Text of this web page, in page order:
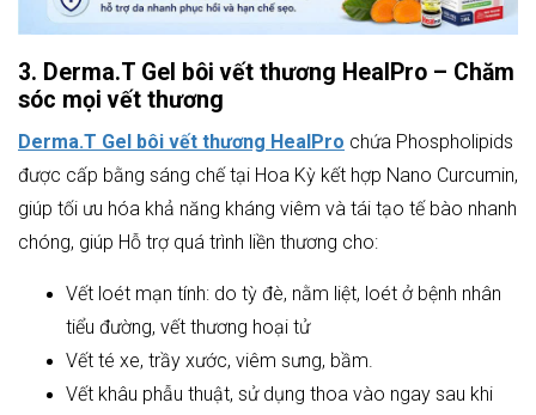
3. Derma.T Gel bôi vết thương HealPro – Chăm
sóc mọi vết thương
Derma.T Gel bôi vết thương HealPro chứa Phospholipids
được cấp bằng sáng chế tại Hoa Kỳ kết hợp Nano Curcumin,
giúp tối ưu hóa khả năng kháng viêm và tái tạo tế bào nhanh
chóng, giúp Hỗ trợ quá trình liền thương cho:
Vết loét mạn tính: do tỳ đè, nằm liệt, loét ở bệnh nhân
tiểu đường, vết thương hoại tử
Vết té xe, trầy xước, viêm sưng, bầm.
Vết khâu phẫu thuật, sử dụng thoa vào ngay sau khi